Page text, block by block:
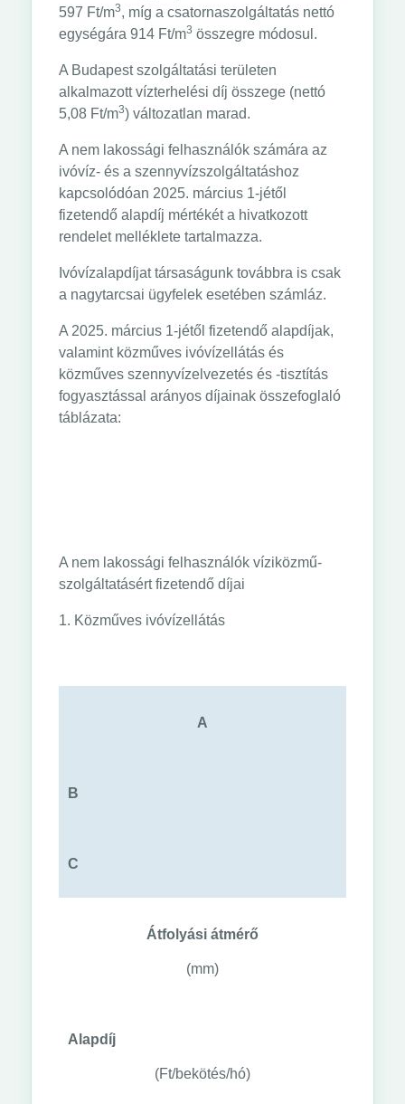
597 Ft/m3, míg a csatornaszolgáltatás nettó
egységára 914 Ft/m3 összegre módosul.
A Budapest szolgáltatási területen
alkalmazott vízterhelési díj összege (nettó
5,08 Ft/m3) változatlan marad.
A nem lakossági felhasználók számára az
ivóvíz- és a szennyvízszolgáltatáshoz
kapcsolódóan 2025. március 1-jétől
fizetendő alapdíj mértékét a hivatkozott
rendelet melléklete tartalmazza.
Ivóvízalapdíjat társaságunk továbbra is csak
a nagytarcsai ügyfelek esetében számláz.
A 2025. március 1-jétől fizetendő alapdíjak,
valamint közműves ivóvízellátás és
közműves szennyvízelvezetés és -tisztítás
fogyasztással arányos díjainak összefoglaló
táblázata:
A nem lakossági felhasználók víziközmű-
szolgáltatásért fizetendő díjai
1. Közműves ivóvízellátás
A
B
C
Átfolyási átmérő
(mm)
Alapdíj
(Ft/bekötés/hó)